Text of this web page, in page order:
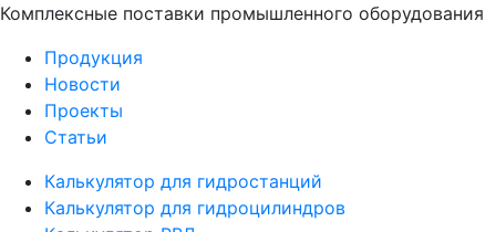
Комплексные поставки промышленного оборудования
Продукция
Новости
Проекты
Статьи
Калькулятор для гидростанций
Калькулятор для гидроцилиндров